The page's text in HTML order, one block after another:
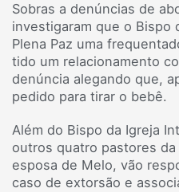
Sobras a denúncias de
investigaram que o Bispo
Plena Paz uma
tido um relacionamento
denúncia alegando que,
pedido para tirar o bebê.
Além do Bispo da Igreja
outros quatro pastores
esposa de Melo, vão
caso de extorsão e